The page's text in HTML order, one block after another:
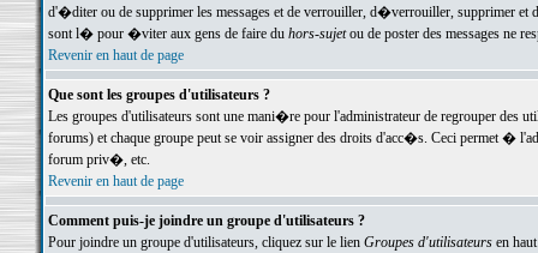
d'�diter ou de supprimer les messages et de verrouiller, d�verrouiller, supprimer
sont l� pour �viter aux gens de faire du hors-sujetou de poster des messages ne
Revenir en haut de page
Que sont les groupes d'utilisateurs ?
Les groupes d'utilisateurs sont une mani�re pour l'administrateur de regrouper des
forums) et chaque groupe peut se voir assigner des droits d'acc�s. Ceci permet
forum priv�, etc.
Revenir en haut de page
Comment puis-je joindre un groupe d'utilisateurs ?
Pour joindre un groupe d'utilisateurs, cliquez sur le lien Groupes d'utilisateursen haut